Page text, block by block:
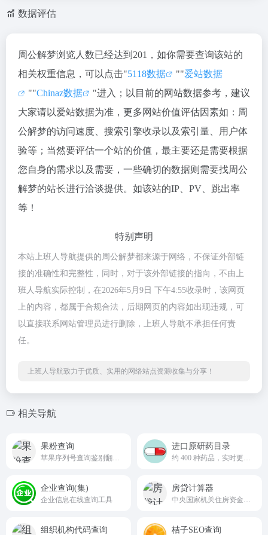
数据评估
周公解梦浏览人数已经达到201，如你需要查询该站的
相关权重信息，可以点击"5118数据 ""爱站数据
""Chinaz数据
"进入；以目前的网站数据参考，建议
大家请以爱站数据为准，更多网站价值评估因素如：周
公解梦的访问速度、搜索引擎收录以及索引量、用户体
验等；当然要评估一个站的价值，最主要还是需要根据
您自身的需求以及需要，一些确切的数据则需要找周公
解梦的站长进行洽谈提供。如该站的IP、PV、跳出率
等！
特别声明
本站上班人导航提供的周公解梦都来源于网络，不保证外部链
接的准确性和完整性，同时，对于该外部链接的指向，不由上
班人导航实际控制，在2026年5月9日 下午4:55收录时，该网页
上的内容，都属于合规合法，后期网页的内容如出现违规，可
以直接联系网站管理员进行删除，上班人导航不承担任何责
任。
上班人导航致力于优质、实用的网络站点资源收集与分享！
相关导航
果粉查询 进口原研药目录
企业查询(集)
企业信息在线查询工具
房贷计算器
组织机构代码查询 桔子SEO查询